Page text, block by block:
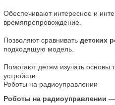
Обеспечивают интересное и
времяпрепровождение.
Позволяют сравнивать детских
подходящую модель.
Помогают детям изучать основы
устройств.
Роботы на радиоуправлении
Роботы на радиоуправлении —